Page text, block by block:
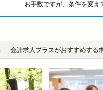
お手数ですが、条件を変え
会計求人プラスがおすすめする